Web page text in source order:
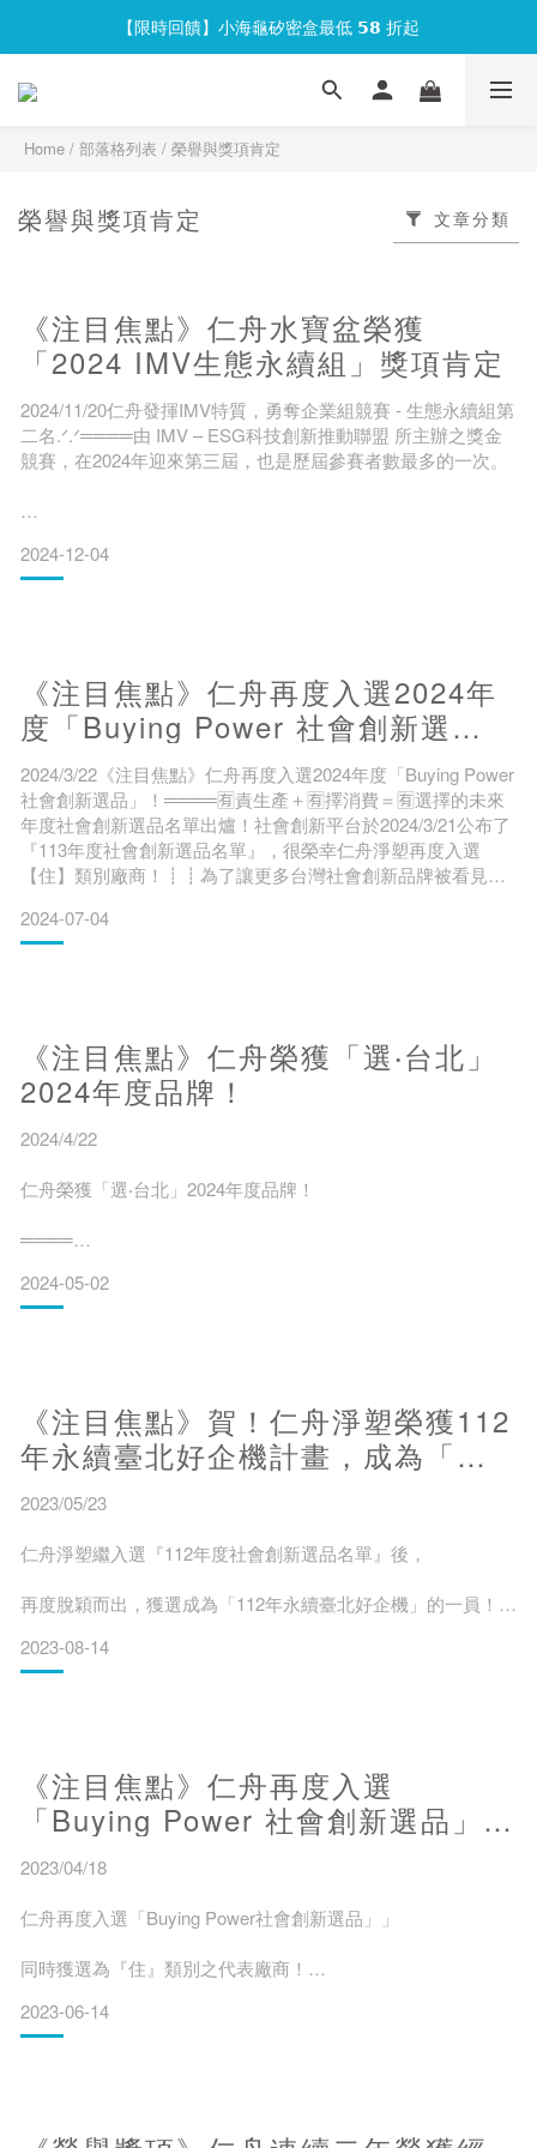
官網會員首次下單現折 $𝟏𝟎𝟎 元❕
【限時回饋】小海龜矽密盒最低 𝟱𝟴 折起
官網會員首次下單現折 $𝟏𝟎𝟎 元❕
Home / 部落格列表 / 榮譽與獎項肯定
榮譽與獎項肯定 文章分類
《注目焦點》仁舟水寶盆榮獲
「2024 IMV生態永續組」獎項肯定
2024/11/20仁舟發揮IMV特質，勇奪企業組競賽 - 生態永續組第
二名.ᐟ.ᐟ════由 IMV – ESG科技創新推動聯盟 所主辦之獎金
競賽，在2024年迎來第三屆，也是歷屆參賽者數最多的一次。
值(Value)』的IMV精神，與仁舟創業精神及品牌特質不謀而
合。而本次代表仁舟出賽的淨塑良品則是鎮店之寶『植樹利器
2024-12-04
《注目焦點》仁舟再度入選2024年
度「Buying Power 社會創新選
品」。
2024/3/22《注目焦點》仁舟再度入選2024年度「Buying Power
社會創新選品」！════🈶責生產＋🈶擇消費＝🈶選擇的未來​
年度社會創新選品名單出爐！社會創新平台於2024/3/21公布了
『113年度社會創新選品名單』，很榮幸仁舟淨塑再度入選
【住】類別廠商！​┋┋為了讓更多台灣社會創新品牌被看見，
品理念等方面進行評選，最終選出80家 #台灣在地 #責任生產
的社創品牌！​各品牌皆貼合聯合國永續發展目標SDGs的內
2024-07-04
《注目焦點》仁舟榮獲「選‧台北」
2024年度品牌！
2024/4/22
仁舟榮獲「選‧台北」2024年度品牌！
════
繼2022年大獲好評的首版後，由台北市文化基金會領銜主辦之
「選台北」再度帶來台灣文創的精粹！2024年精心策劃的第二
上。
「選台北」重要指標意義
👀 深入探索台灣原創文化創意的精華
📚 從線上網站到線下實體，一應俱全
2024-05-02
《注目焦點》賀！仁舟淨塑榮獲112
年永續臺北好企機計畫，成為「社
會影響力典範」一員！(with Eng
Ver.)
2023/05/23
仁舟淨塑繼入選『112年度社會創新選品名單』後，
再度脫穎而出，獲選成為「112年永續臺北好企機」的一員！
「112年永續臺北好企機」計畫緣起
險報告書》（ Global Risk Report ）中揭示，全球近2年內最迫
切與未來10年後最嚴重的風險中，名列前茅者包括「氣候行動
失敗」和「自然災害與極端氣候事件」等環境風險，經濟風險
首次未上榜，突顯了社會及環境變遷下
2023-08-14
《注目焦點》仁舟再度入選
「Buying Power 社會創新選品」，
同時獲選為『住』類別之代表廠
商。(with Eng Ver.)
2023/04/18
仁舟再度入選「Buying Power社會創新選品」」
同時獲選為『住』類別之代表廠商！
2023-06-14